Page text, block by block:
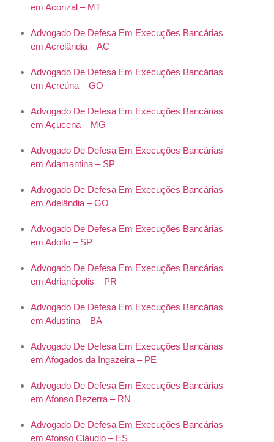
em Acorizal – MT
Advogado De Defesa Em Execuções Bancárias
em Acrelândia – AC
Advogado De Defesa Em Execuções Bancárias
em Acreúna – GO
Advogado De Defesa Em Execuções Bancárias
em Açucena – MG
Advogado De Defesa Em Execuções Bancárias
em Adamantina – SP
Advogado De Defesa Em Execuções Bancárias
em Adelândia – GO
Advogado De Defesa Em Execuções Bancárias
em Adolfo – SP
Advogado De Defesa Em Execuções Bancárias
em Adrianópolis – PR
Advogado De Defesa Em Execuções Bancárias
em Adustina – BA
Advogado De Defesa Em Execuções Bancárias
em Afogados da Ingazeira – PE
Advogado De Defesa Em Execuções Bancárias
em Afonso Bezerra – RN
Advogado De Defesa Em Execuções Bancárias
em Afonso Cláudio – ES